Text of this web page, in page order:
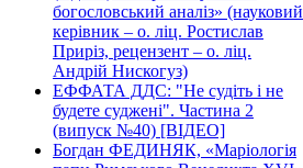
богословський аналіз» (науковий
керівник – о. ліц. Ростислав
Приріз, рецензент – о. ліц.
Андрій Нискогуз)
ЕФФАТА ДДС: "Не судіть і не
будете суджені". Частина 2
(випуск №40) [ВІДЕО]
Богдан ФЕДИНЯК, «Маріологія